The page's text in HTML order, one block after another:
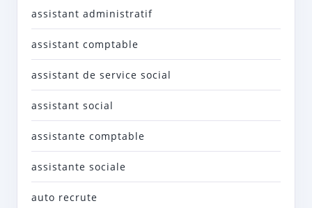
assistant administratif
assistant comptable
assistant de service social
assistant social
assistante comptable
assistante sociale
auto recrute